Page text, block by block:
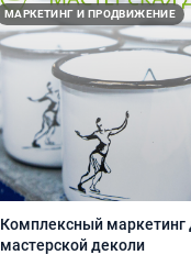
МАРКЕТИНГ И ПРОДВИЖЕНИЕ
Комплексный маркетинг
мастерской деколи